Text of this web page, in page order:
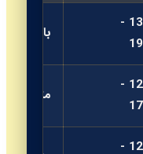
130,000 -
بالا
120,000 -
متوسط
125,000 -